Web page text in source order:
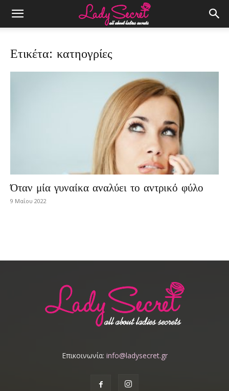
Ετικέτα: κατηογρίες
Όταν μία γυναίκα αναλύει το αντρικό φύλο
9 Μαΐου 2022
Επικοινωνία: info@ladysecret.gr